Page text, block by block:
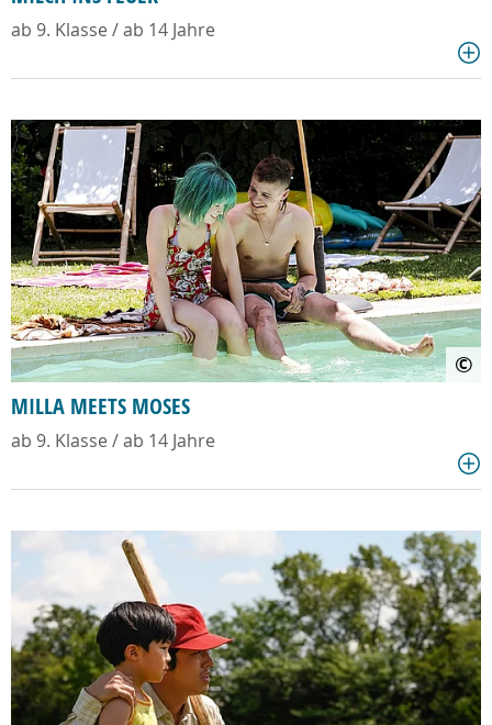
ab 9. Klasse / ab 14 Jahre
©
MILLA MEETS MOSES
ab 9. Klasse / ab 14 Jahre